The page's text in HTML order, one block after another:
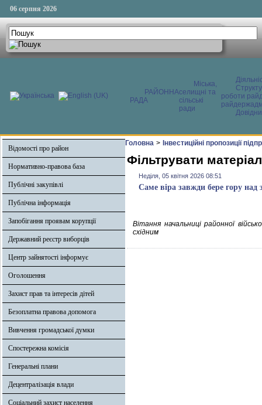
06 серпня 2026
РАЙОННА
РАДА
Міська,
селищні та
сільські
ради
роботи
Відомості про район
Нормативно-правова база
Публічні закупівлі
Публічна інформація
Запобігання проявам корупції
Державний реєстр виборців
Центр зайнятості інформує
Оголошення
Захист прав та інтересів дітей
Безоплатна правова допомога
Вивчення громадської думки
Спостережна комісія
Генеральні плани
Децентралізація влади
Соціальний захист населення
Головна > Інвестиційні пропозиції
Фільтрувати
Неділя, 05 квітня 2026 08:51
Саме віра завжди бере гору
Вітання начальниці районної
східним